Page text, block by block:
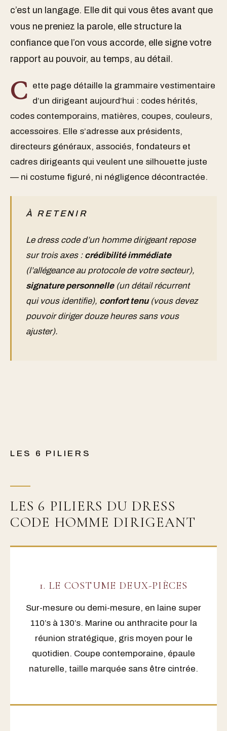
c’est un langage. Elle dit qui vous êtes avant que
vous ne preniez la parole, elle structure la
confiance que l’on vous accorde, elle signe votre
rapport au pouvoir, au temps, au détail.
C ette page détaille la grammaire vestimentaire
d’un dirigeant aujourd’hui : codes hérités,
codes contemporains, matières, coupes, couleurs,
accessoires. Elle s’adresse aux présidents,
directeurs généraux, associés, fondateurs et
cadres dirigeants qui veulent une silhouette juste
— ni costume figuré, ni négligence décontractée.
À RETENIR
Le dress code d’un homme dirigeant repose
sur trois axes : crédibilité immédiate
(l’allégeance au protocole de votre secteur),
signature personnelle(un détail récurrent
qui vous identifie), confort tenu(vous devez
pouvoir diriger douze heures sans vous
ajuster).
LES 6 PILIERS
LES 6 PILIERS DU DRESS
CODE HOMME DIRIGEANT
1. LE COSTUME DEUX-PIÈCES
Sur-mesure ou demi-mesure, en laine super
110’s à 130’s. Marine ou anthracite pour la
réunion stratégique, gris moyen pour le
quotidien. Coupe contemporaine, épaule
naturelle, taille marquée sans être cintrée.